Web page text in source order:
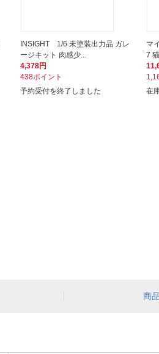
INSIGHT 1/6 未塗装出力品 ガレ
ージキット 肉感少...
4,378円
438ポイント
予約受付を終了しました
マ
7
在
商